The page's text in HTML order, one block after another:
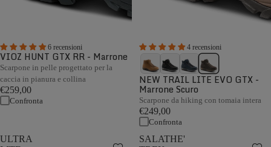
6 recensioni
VIOZ HUNT GTX RR - Marrone
Scarpone in pelle progettato per la
caccia in pianura e collina
€259,00
Confronta
4 recensioni
NEW TRAIL LITE EVO GTX -
Marrone Scuro
Scarpone da hiking con tomaia intera
€249,00
Confronta
ULTRA
SALATHE'